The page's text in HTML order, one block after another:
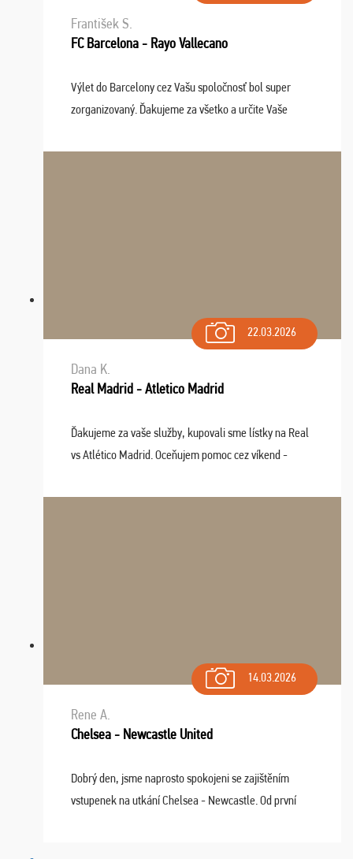
František S.
FC Barcelona - Rayo Vallecano
Výlet do Barcelony cez Vašu spoločnosť bol super
zorganizovaný. Ďakujeme za všetko a určite Vaše
22.03.2026
Dana K.
Real Madrid - Atletico Madrid
Ďakujeme za vaše služby, kupovali sme lístky na Real
vs Atlético Madrid. Oceňujem pomoc cez víkend -
spokojnosti. Sedenie bolo dobré, štadión Barnabéu ...
14.03.2026
Rene A.
Chelsea - Newcastle United
Dobrý den, jsme naprosto spokojeni se zajištěním
vstupenek na utkání Chelsea - Newcastle. Od první